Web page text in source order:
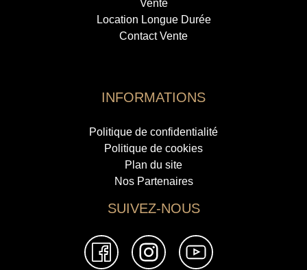
Vente
Location Longue Durée
Contact Vente
INFORMATIONS
Politique de confidentialité
Politique de cookies
Plan du site
Nos Partenaires
SUIVEZ-NOUS